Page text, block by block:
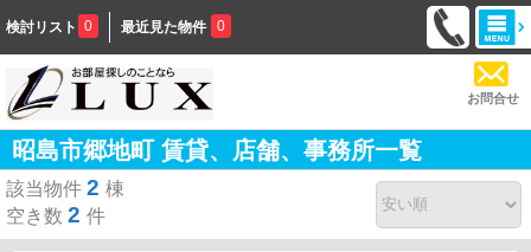
検討リスト 0 最近見た物件 0
お問合せ
昭島市郷地町 賃貸、店舗、事務所一覧
該当物件 2 棟
空き数 2 件